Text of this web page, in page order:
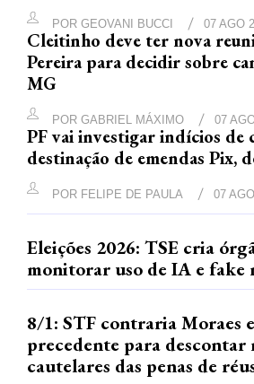
POR GEOVANI BUCCI 07 AGO
Cleitinho deve ter nova
Pereira para decidir sobre
MG
POR GABRIEL MÁXIMO 07
PF vai investigar indícios de
destinação de emendas Pix,
POR FELIPE DE PAULA 07
Eleições 2026: TSE cria
monitorar uso de IA e fake
8/1: STF contraria Moraes
precedente para descontar
cautelares das penas de